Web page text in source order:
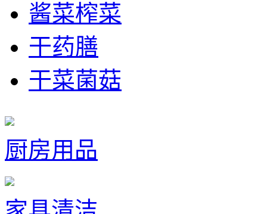
酱菜榨菜
干药膳
干菜菌菇
厨房用品